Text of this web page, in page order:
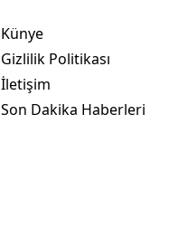
Künye
Gizlilik Politikası
İletişim
Son Dakika Haberleri